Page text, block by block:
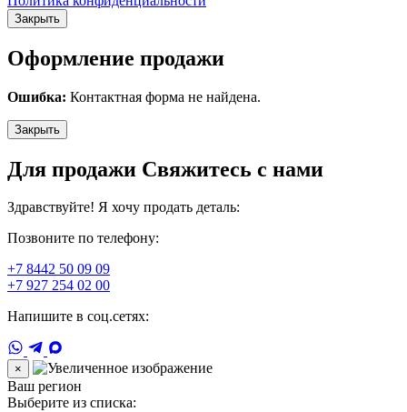
Закрыть
Оформление продажи
Ошибка: Контактная форма не найдена.
Закрыть
Для продажи Свяжитесь с нами
Здравствуйте! Я хочу продать деталь:
Позвоните по телефону:
+7 8442 50 09 09
+7 927 254 02 00
Напишите в соц.сетях:
×
Ваш регион
Выберите из списка: